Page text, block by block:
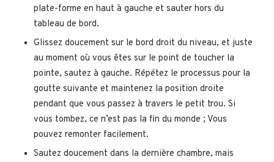
plate-forme en haut à gauche et sauter hors du
tableau de bord.
Glissez doucement sur le bord droit du niveau, et juste
au moment où vous êtes sur le point de toucher la
pointe, sautez à gauche. Répétez le processus pour la
goutte suivante et maintenez la position droite
pendant que vous passez à travers le petit trou. Si
vous tombez, ce n’est pas la fin du monde ; Vous
pouvez remonter facilement.
Sautez doucement dans la dernière chambre, mais